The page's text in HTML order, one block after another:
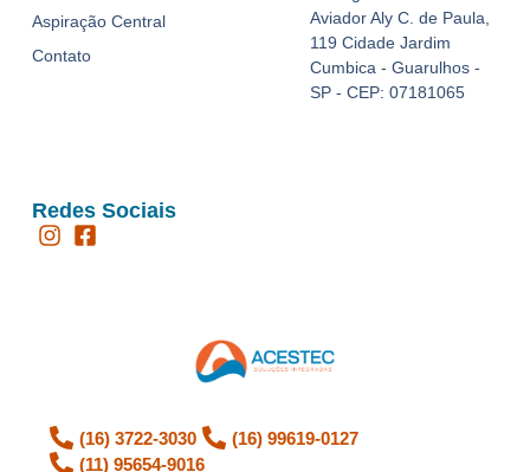
(16) 3722-3030
(16) 99619-0127
(11) 95654-9016
Aspiração Central
Contato
Aviador Aly C. de Paula,
119 Cidade Jardim
Cumbica - Guarulhos -
SP - CEP: 07181065
Redes Sociais